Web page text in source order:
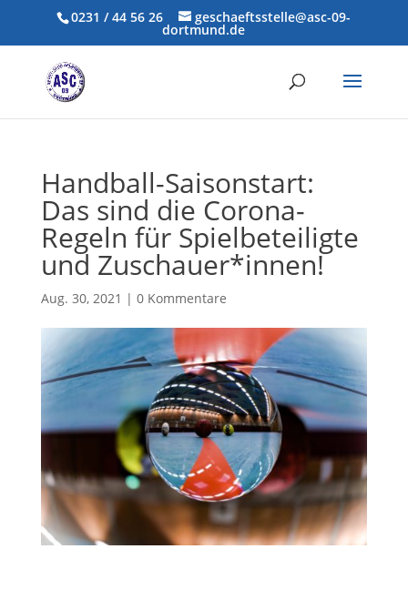
0231 / 44 56 26 geschaeftsstelle@asc-09-
dortmund.de
Handball-Saisonstart:
Das sind die Corona-
Regeln für Spielbeteiligte
und Zuschauer*innen!
Aug. 30, 2021 | 0 Kommentare